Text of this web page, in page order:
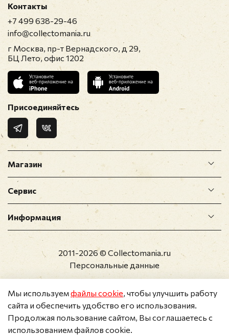
Магазин
Сервис
Информация
Контакты
+7 499 638-29-46
info@collectomania.ru
г Москва, пр-т Вернадского, д 29,
БЦ Лето, офис 1202
Присоединяйтесь
2011-2026 © Collectomania.ru
Персональные данные
Мы используемфайлы cookie, чтобы улучшить работу
сайта и обеспечить удобство его использования.
Продолжая пользование сайтом, Вы соглашаетесь с
использованием файлов cookie.